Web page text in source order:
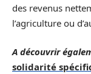
des revenus
l’agriculture ou
A découvrir
solidarité